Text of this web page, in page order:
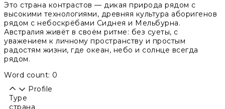
Это страна контрастов — дикая природа рядом с
высокими технологиями, древняя культура аборигенов
рядом с небоскрёбами Сиднея и Мельбурна.
Австралия живёт в своём ритме: без суеты, с
уважением к личному пространству и простым
радостям жизни, где океан, небо и солнце всегда
рядом.
Word count: 0
Profile
Type
страна